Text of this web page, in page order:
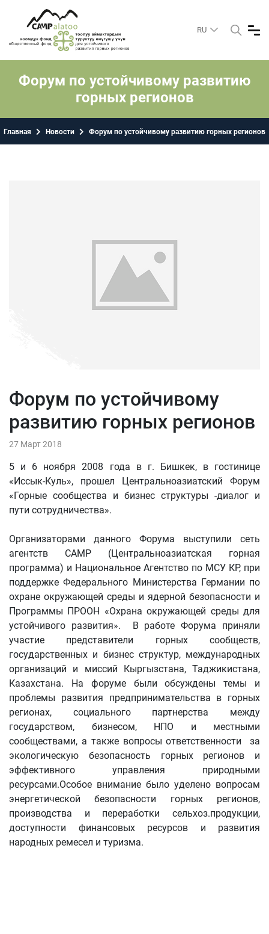
RU
Форум по устойчивому развитию
горных регионов
Главная Новости Форум по устойчивому развитию горных регионов
Форум по устойчивому
развитию горных регионов
27 Март 2018
5 и 6 ноября 2008 года в г. Бишкек, в гостинице
«Иссык-Куль», прошел Центральноазиатский Форум
«Горные сообщества и бизнес структуры -диалог и
пути сотрудничества».
Организаторами данного Форума выступили сеть
агентств САМР (Центральноазиатская горная
программа) и Национальное Агентство по МСУ КР, при
поддержке Федерального Министерства Германии по
охране окружающей среды и ядерной безопасности и
Программы ПРООН «Охрана окружающей среды для
устойчивого развития». В работе Форума приняли
участие представители горных сообществ,
государственных и бизнес структур, международных
организаций и миссий Кыргызстана, Таджикистана,
Казахстана. На форуме были обсуждены темы и
проблемы развития предпринимательства в горных
регионах, социального партнерства между
государством, бизнесом, НПО и местными
сообществами, а также вопросы ответственности за
экологическую безопасность горных регионов и
эффективного управления природными
ресурсами.Особое внимание было уделено вопросам
энергетической безопасности горных регионов,
производства и переработки сельхоз.продукции,
доступности финансовых ресурсов и развития
народных ремесел и туризма.